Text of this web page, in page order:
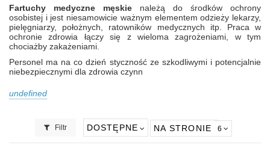
Fartuchy medyczne męskie należą do środków ochrony
osobistej i jest niesamowicie ważnym elementem odzieży lekarzy,
pielęgniarzy, położnych, ratowników medycznych itp. Praca w
ochronie zdrowia łączy się z wieloma zagrożeniami, w tym
chociażby zakażeniami.
Personel ma na co dzień styczność ze szkodliwymi i potencjalnie
niebezpiecznymi dla zdrowia czynn
undefined
Filtr DOSTĘPNE NA STRONIE 6